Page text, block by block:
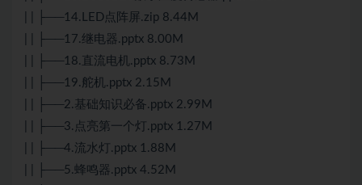
| | ├──14.LED点阵屏.zip 8.44M
| | ├──17.继电器.pptx 8.00M
| | ├──18.直流电机.pptx 8.73M
| | ├──19.舵机.pptx 2.15M
| | ├──2.基础知识必备.pptx 2.99M
| | ├──3.点亮第一个灯.pptx 1.27M
| | ├──4.流水灯.pptx 1.88M
| | ├──5.蜂鸣器.pptx 4.52M